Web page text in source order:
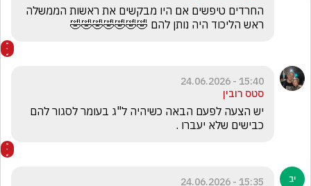
ראש הליכוד היה נותן להם 🤣🤣🤣🤣🤣🤣🤣
15:40 - 24.06.2026
סטס רובין
כבישים שלא יעברו .
15:35 - 24.06.2026